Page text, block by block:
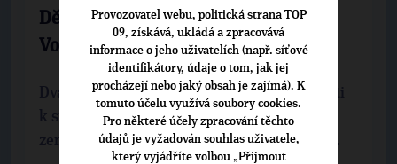
Děsivá historie kolektivizace na
Voticku
Dva byli přímo zde ve votickém klášteře ubiti
k smrti, dva byli popraveni, dalších 192
zemědělců bylo odsouzeno k souhrnnému ...
Provozovatel webu, politická strana TOP
09, získává, ukládá a zpracovává
informace o jeho uživatelích (např. síťové
identifikátory, údaje o tom, jak jej
procházejí nebo jaký obsah je zajímá). K
tomuto účelu využívá soubory cookies.
Pro některé účely zpracování těchto
údajů je vyžadován souhlas uživatele,
který vyjádříte volbou „Přijmout